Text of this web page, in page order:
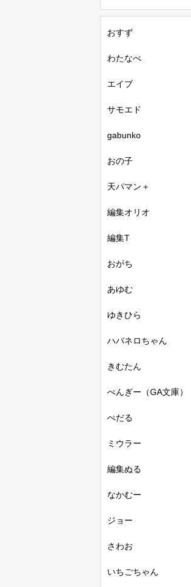
おすず
わたなべ
エイブ
サモエド
gabunko
おの子
天パマン＋
編集オリオ
編集T
おがち
あゆむ
ゆきひら
ハバネロちゃん
きむたん
ぺんぎー（GA文庫）
ぺだる
ミウラー
編集ぬる
なかむー
ジョー
さわお
いちごちゃん